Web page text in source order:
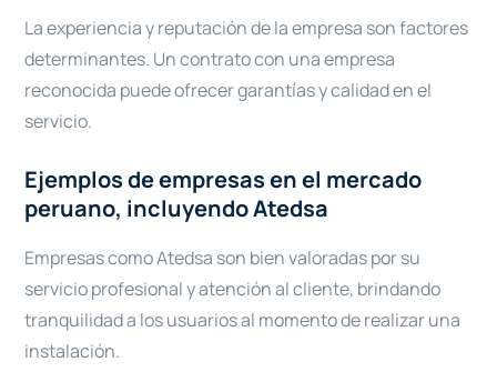
La experiencia y reputación de la empresa son factores
determinantes. Un contrato con una empresa
reconocida puede ofrecer garantí­as y calidad en el
servicio.
Ejemplos de empresas en el mercado
peruano, incluyendo Atedsa
Empresas como Atedsa son bien valoradas por su
servicio profesional y atención al cliente, brindando
tranquilidad a los usuarios al momento de realizar una
instalación.